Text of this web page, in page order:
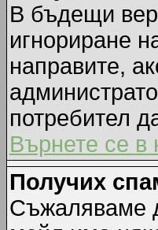
В бъдещи
игнориране
направите,
потребител
Върнете се в
Получих
Съжаляваме